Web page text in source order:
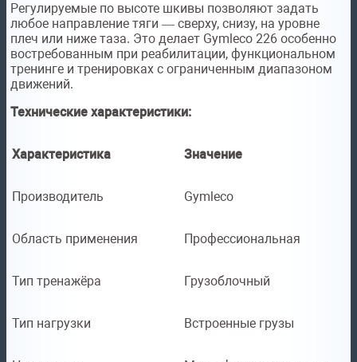
Регулируемые по высоте шкивы позволяют задать
любое направление тяги — сверху, снизу, на уровне
плеч или ниже таза. Это делает Gymleco 226 особенно
востребованным при реабилитации, функциональном
тренинге и тренировках с ограниченным диапазоном
движений.
Технические характеристики:
Характеристика Значение
Производитель Gymleco
Область применения Профессиональная
Тип тренажёра Грузоблочный
Тип нагрузки Встроенные грузы